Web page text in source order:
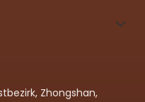
Zhongshan,